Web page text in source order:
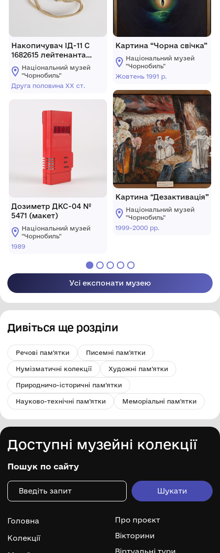
Накопичувач ІД-11 С
1682615 лейтенанта
внутрішньої служби
Кошена Григорія
Васильовича,
інспектора СВПЧ-3 м.
Національний музей
"Чорнобиль"
Друга половина ХХ ст.
Дозиметр ДКС-04 №
5471 (макет)
Національний музей
"Чорнобиль"
1989
Картина “Чорна свічка”
Національний музей
"Чорнобиль"
Жовтень 1991 р.
Картина “Дезактивація”
Національний музей
"Чорнобиль"
1999-2000 рр.
Усі експонати музею
Дивіться ще розділи
Речові пам'ятки Писемні пам'ятки
Нумізматичні колекції Художні пам'ятки
Природничо-історичні пам'ятки
Науково-технічні пам'ятки Меморіальні пам'ятки
Доступні музейні колекції
Пошук по сайту
Головна
Колекції
Про проєкт
Вікторини